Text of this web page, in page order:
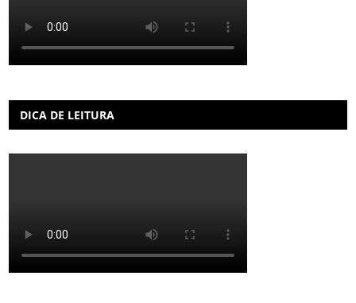
DICA DE LEITURA